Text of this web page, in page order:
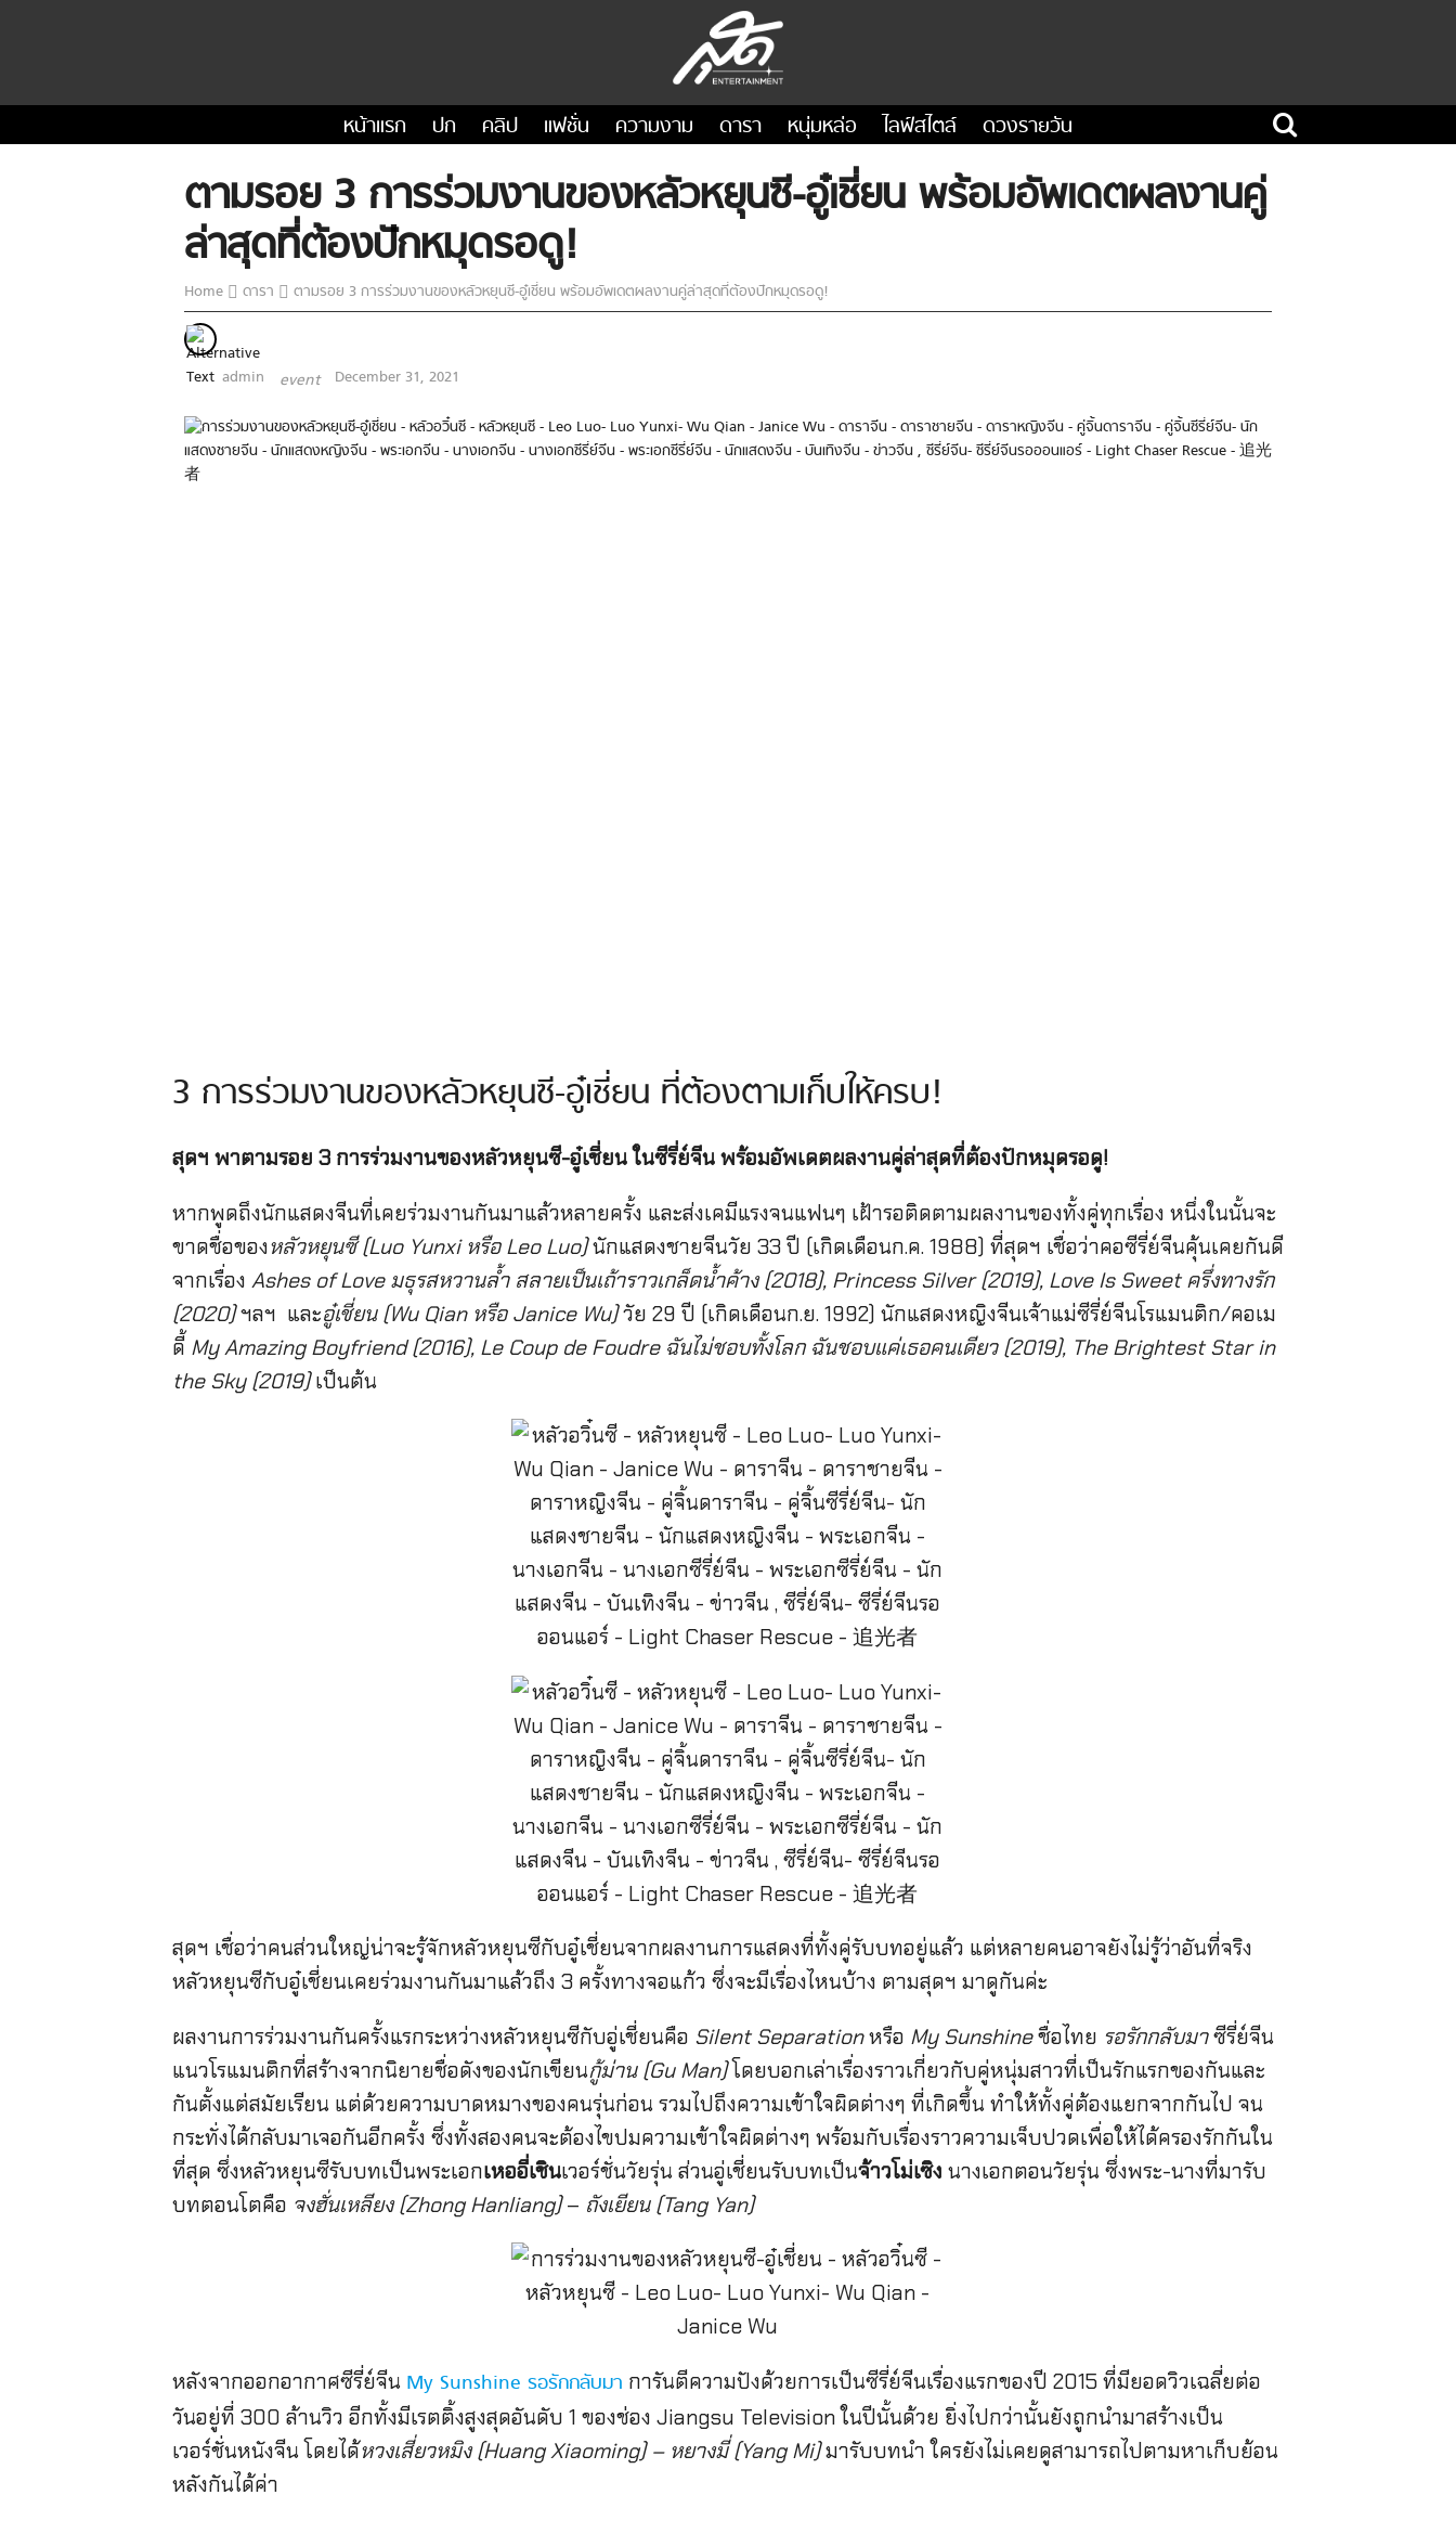
หน้าแรก ปก คลิป แฟชั่น ความงาม ดารา หนุ่มหล่อ ไลฟ์สไตล์ ดวงรายวัน
ตามรอย 3 การร่วมงานของหลัวหยุนซี-อู๋เชี่ยน พร้อมอัพเดตผลงานคู่
ล่าสุดที่ต้องปักหมุดรอดู!
Home ดารา ตามรอย 3 การร่วมงานของหลัวหยุนซี-อู๋เชี่ยน พร้อมอัพเดตผลงานคู่ล่าสุดที่ต้องปักหมุดรอดู!
admin event December 31, 2021
3 การร่วมงานของหลัวหยุนซี-อู๋เชี่ยน ที่ต้องตามเก็บให้ครบ!
สุดฯ พาตามรอย 3 การร่วมงานของหลัวหยุนซี-อู๋เชี่ยน ในซีรี่ย์จีน พร้อมอัพเดตผลงานคู่ล่าสุดที่ต้องปักหมุดรอดู!
หากพูดถึงนักแสดงจีนที่เคยร่วมงานกันมาแล้วหลายครั้ง และส่งเคมีแรงจนแฟนๆ เฝ้ารอติดตามผลงานของทั้งคู่ทุกเรื่อง หนึ่งในนั้นจะ
ขาดชื่อของหลัวหยุนซี (Luo Yunxi หรือ Leo Luo)นักแสดงชายจีนวัย 33 ปี (เกิดเดือนก.ค. 1988) ที่สุดฯ เชื่อว่าคอซีรี่ย์จีนคุ้นเคยกันดี
จากเรื่อง Ashes of Love มธุรสหวานล้ำ สลายเป็นเถ้าราวเกล็ดน้ำค้าง (2018), Princess Silver (2019), Love Is Sweet ครึ่งทางรัก
(2020)ฯลฯ และอู๋เชี่ยน (Wu Qian หรือ Janice Wu)วัย 29 ปี (เกิดเดือนก.ย. 1992) นักแสดงหญิงจีนเจ้าแม่ซีรี่ย์จีนโรแมนติก/คอเม
ดี้ My Amazing Boyfriend (2016), Le Coup de Foudre ฉันไม่ชอบทั้งโลก ฉันชอบแค่เธอคนเดียว (2019), The Brightest Star in
the Sky (2019)เป็นต้น
สุดฯ เชื่อว่าคนส่วนใหญ่น่าจะรู้จักหลัวหยุนซีกับอู๋เชี่ยนจากผลงานการแสดงที่ทั้งคู่รับบทอยู่แล้ว แต่หลายคนอาจยังไม่รู้ว่าอันที่จริง
หลัวหยุนซีกับอู๋เชี่ยนเคยร่วมงานกันมาแล้วถึง 3 ครั้งทางจอแก้ว ซึ่งจะมีเรื่องไหนบ้าง ตามสุดฯ มาดูกันค่ะ
ผลงานการร่วมงานกันครั้งแรกระหว่างหลัวหยุนซีกับอู่เชี่ยนคือ Silent Separationหรือ My Sunshineชื่อไทย รอรักกลับมาซีรี่ย์จีน
แนวโรแมนติกที่สร้างจากนิยายชื่อดังของนักเขียนกู้ม่าน (Gu Man)โดยบอกเล่าเรื่องราวเกี่ยวกับคู่หนุ่มสาวที่เป็นรักแรกของกันและ
กันตั้งแต่สมัยเรียน แต่ด้วยความบาดหมางของคนรุ่นก่อน รวมไปถึงความเข้าใจผิดต่างๆ ที่เกิดขึ้น ทำให้ทั้งคู่ต้องแยกจากกันไป จน
กระทั่งได้กลับมาเจอกันอีกครั้ง ซึ่งทั้งสองคนจะต้องไขปมความเข้าใจผิดต่างๆ พร้อมกับเรื่องราวความเจ็บปวดเพื่อให้ได้ครองรักกันใน
ที่สุด ซึ่งหลัวหยุนซีรับบทเป็นพระเอกเหออี่เชินเวอร์ชั่นวัยรุ่น ส่วนอู่เชี่ยนรับบทเป็นจ้าวโม่เซิง นางเอกตอนวัยรุ่น ซึ่งพระ-นางที่มารับ
บทตอนโตคือ จงฮั่นเหลียง (Zhong Hanliang)– ถังเยียน (Tang Yan)
หลังจากออกอากาศซีรี่ย์จีน My Sunshine รอรักกลับมา การันตีความปังด้วยการเป็นซีรี่ย์จีนเรื่องแรกของปี 2015 ที่มียอดวิวเฉลี่ยต่อ
วันอยู่ที่ 300 ล้านวิว อีกทั้งมีเรตติ้งสูงสุดอันดับ 1 ของช่อง Jiangsu Television ในปีนั้นด้วย ยิ่งไปกว่านั้นยังถูกนำมาสร้างเป็น
เวอร์ชั่นหนังจีน โดยได้หวงเสี่ยวหมิง (Huang Xiaoming) – หยางมี่ (Yang Mi)มารับบทนำ ใครยังไม่เคยดูสามารถไปตามหาเก็บย้อน
หลังกันได้ค่า